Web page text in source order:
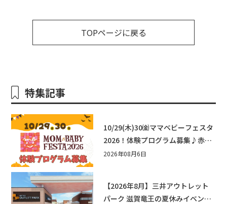
TOPページに戻る
特集記事
10/29(木)30㈮ママベビーフェスタ
2026！体験プログラム募集♪赤ち
ゃん向けイベントに出演しません
2026年08月6日
【2026年8月】三井アウトレット
パーク 滋賀竜王の夏休みイベント